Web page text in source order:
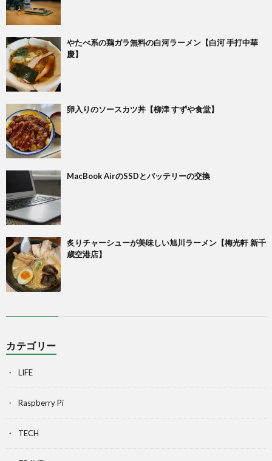
やたべ系の鶏ガラ無料の白河ラーメン【白河 手打中華
慶】
卵入りのソースカツ丼【柳津 すずや食堂】
MacBook AirのSSDとバッテリーの交換
炙りチャーシューが美味しい旭川ラーメン【梅光軒 新千
歳空港店】
カテゴリー
LIFE
Raspberry Pi
TECH